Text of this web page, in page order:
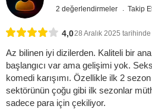
2 değerlendirmeler Takip
4,028 Aralık 2025
Az bilinen iyi dizilerden. Kaliteli bir
başlangıcı var ama gelişimi yok.
komedi karışımı. Özellikle ilk 2
sektörünün çoğu gibi ilk sezonlar
sadece para için çekiliyor.